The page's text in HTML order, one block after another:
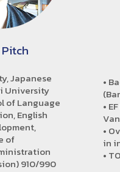
Japanese
University
of Language
English
of
910/990
•
•
•
in
•